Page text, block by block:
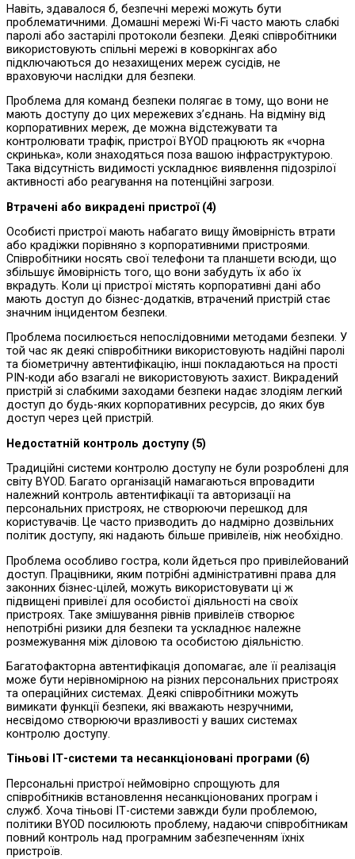
Навіть, здавалося б, безпечні мережі можуть бути
проблематичними. Домашні мережі Wi-Fi часто мають слабкі
паролі або застарілі протоколи безпеки. Деякі співробітники
використовують спільні мережі в коворкінгах або
підключаються до незахищених мереж сусідів, не
враховуючи наслідки для безпеки.
Проблема для команд безпеки полягає в тому, що вони не
мають доступу до цих мережевих з’єднань. На відміну від
корпоративних мереж, де можна відстежувати та
контролювати трафік, пристрої BYOD працюють як «чорна
скринька», коли знаходяться поза вашою інфраструктурою.
Така відсутність видимості ускладнює виявлення підозрілої
активності або реагування на потенційні загрози.
Втрачені або викрадені пристрої(4)
Особисті пристрої мають набагато вищу ймовірність втрати
або крадіжки порівняно з корпоративними пристроями.
Співробітники носять свої телефони та планшети всюди, що
збільшує ймовірність того, що вони забудуть їх або їх
вкрадуть. Коли ці пристрої містять корпоративні дані або
мають доступ до бізнес-додатків, втрачений пристрій стає
значним інцидентом безпеки.
Проблема посилюється непослідовними методами безпеки. У
той час як деякі співробітники використовують надійні паролі
та біометричну автентифікацію, інші покладаються на прості
PIN-коди або взагалі не використовують захист. Викрадений
пристрій зі слабкими заходами безпеки надає злодіям легкий
доступ до будь-яких корпоративних ресурсів, до яких був
доступ через цей пристрій.
Недостатній контроль доступу(5)
Традиційні системи контролю доступу не були розроблені для
світу BYOD. Багато організацій намагаються впровадити
належний контроль автентифікації та авторизації на
персональних пристроях, не створюючи перешкод для
користувачів. Це часто призводить до надмірно дозвільних
політик доступу, які надають більше привілеїв, ніж необхідно.
Проблема особливо гостра, коли йдеться про привілейований
доступ. Працівники, яким потрібні адміністративні права для
законних бізнес-цілей, можуть використовувати ці ж
підвищені привілеї для особистої діяльності на своїх
пристроях. Таке змішування рівнів привілеїв створює
непотрібні ризики для безпеки та ускладнює належне
розмежування між діловою та особистою діяльністю.
Багатофакторна автентифікація допомагає, але її реалізація
може бути нерівномірною на різних персональних пристроях
та операційних системах. Деякі співробітники можуть
вимикати функції безпеки, які вважають незручними,
несвідомо створюючи вразливості у ваших системах
контролю доступу.
Тіньові ІТ-системи та несанкціоновані програми (6)
Персональні пристрої неймовірно спрощують для
співробітників встановлення несанкціонованих програм і
служб. Хоча тіньові ІТ-системи завжди були проблемою,
політики BYOD посилюють проблему, надаючи співробітникам
повний контроль над програмним забезпеченням їхніх
пристроїв.